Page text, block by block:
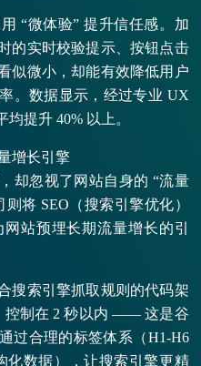
“微体验” 提升信任感。加
的实时校验提示、按钮点击
似微小，却能有效降低用户
。数据显示，经过专业 UX
提升 40% 以上。
增长引擎
却忽视了网站自身的 “流量
将 SEO（搜索引擎优化）
站预埋长期流量增长的引
搜索引擎抓取规则的代码架
控制在 2 秒以内 —— 这是谷
过合理的标签体系（H1-H6
化数据），让搜索引擎更精